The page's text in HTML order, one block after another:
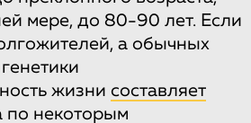
мере, до 80-90 лет. Если
а обычных
жизни составляет
по некоторым